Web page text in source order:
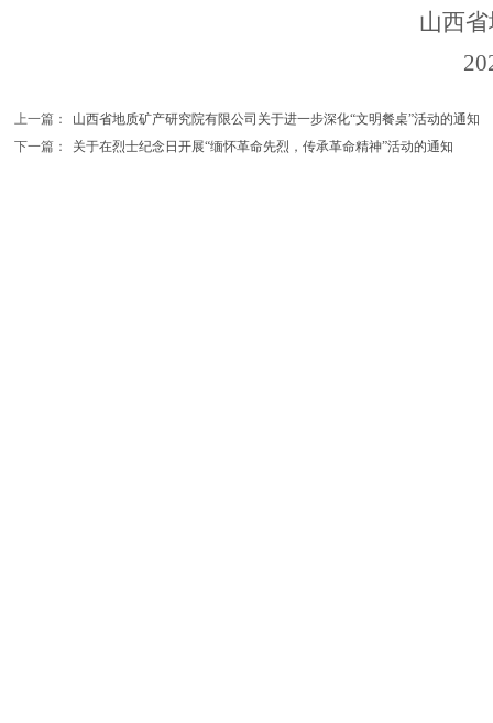
山西
上一篇：
山西省地质矿产研究院有限公司关于进一步深化“文明餐桌”活动的通知
下一篇：
关于在烈士纪念日开展“缅怀革命先烈，传承革命精神”活动的通知